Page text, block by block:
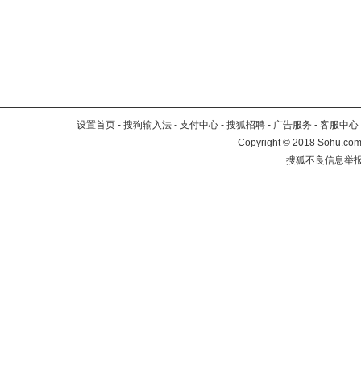
设置首页 - 搜狗输入法 - 支付中心 - 搜狐招聘 - 广告服务 - 客服中心
Copyright©2018
搜狐不良信息举